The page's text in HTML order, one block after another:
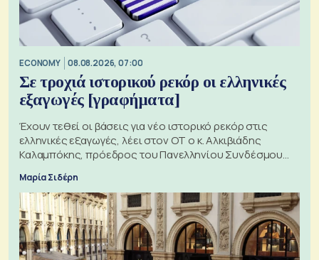
ECONOMY 08.08.2026, 07:00
Σε τροχιά ιστορικού ρεκόρ οι ελληνικές
εξαγωγές [γραφήματα]
Έχουν τεθεί οι βάσεις για νέο ιστορικό ρεκόρ στις
ελληνικές εξαγωγές, λέει στον ΟΤ ο κ. Αλκιβιάδης
Καλαμπόκης, πρόεδρος του Πανελληνίου Συνδέσμου
Μαρία Σιδέρη